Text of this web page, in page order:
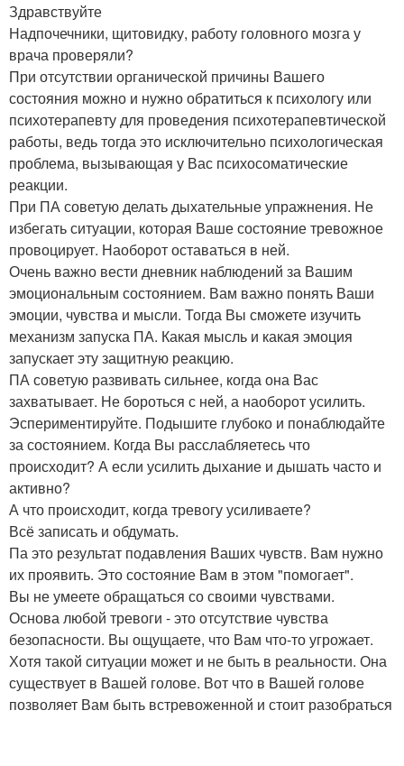
Здравствуйте
Надпочечники, щитовидку, работу головного мозга у
врача проверяли?
При отсутствии органической причины Вашего
состояния можно и нужно обратиться к психологу или
психотерапевту для проведения психотерапевтической
работы, ведь тогда это исключительно психологическая
проблема, вызывающая у Вас психосоматические
реакции.
При ПА советую делать дыхательные упражнения. Не
избегать ситуации, которая Ваше состояние тревожное
провоцирует. Наоборот оставаться в ней.
Очень важно вести дневник наблюдений за Вашим
эмоциональным состоянием. Вам важно понять Ваши
эмоции, чувства и мысли. Тогда Вы сможете изучить
механизм запуска ПА. Какая мысль и какая эмоция
запускает эту защитную реакцию.
ПА советую развивать сильнее, когда она Вас
захватывает. Не бороться с ней, а наоборот усилить.
Эспериментируйте. Подышите глубоко и понаблюдайте
за состоянием. Когда Вы расслабляетесь что
происходит? А если усилить дыхание и дышать часто и
активно?
А что происходит, когда тревогу усиливаете?
Всё записать и обдумать.
Па это результат подавления Ваших чувств. Вам нужно
их проявить. Это состояние Вам в этом "помогает".
Вы не умеете обращаться со своими чувствами.
Основа любой тревоги - это отсутствие чувства
безопасности. Вы ощущаете, что Вам что-то угрожает.
Хотя такой ситуации может и не быть в реальности. Она
существует в Вашей голове. Вот что в Вашей голове
позволяет Вам быть встревоженной и стоит разобраться